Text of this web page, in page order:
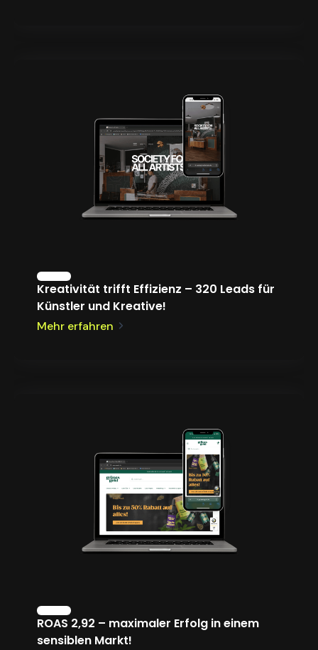
Kreativität trifft Effizienz – 320 Leads für
Künstler und Kreative!
Mehr erfahren
ROAS 2,92 – maximaler Erfolg in einem
sensiblen Markt!